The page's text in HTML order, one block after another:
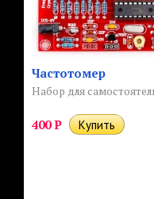
Частотомер
Набор для
400Р